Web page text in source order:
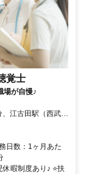
覚士
場が自慢♪
江古田駅（西武鉄
日数：1ヶ月あた
暇制度あり♪ ⭐扶